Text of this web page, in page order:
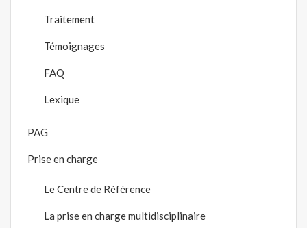
Traitement
Témoignages
FAQ
Lexique
PAG
Prise en charge
Le Centre de Référence
La prise en charge multidisciplinaire